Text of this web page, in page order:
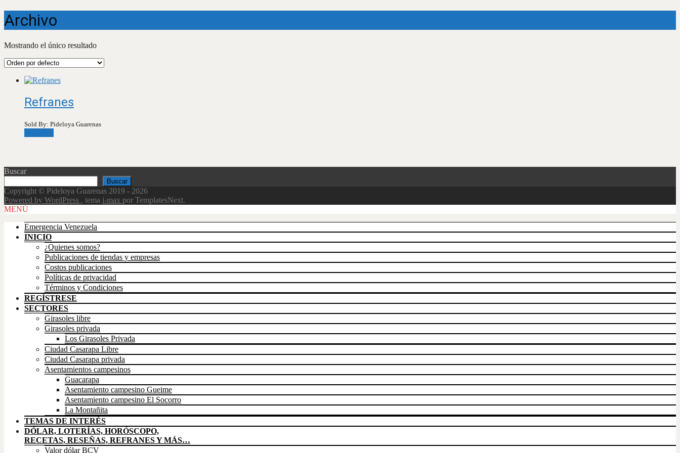
Archivo
Mostrando el único resultado
Refranes
Sold By: Pideloya Guarenas
Buscar
Buscar
Copyright © Pideloya Guarenas 2019 - 2026
Powered by WordPress , tema i-max por TemplatesNext.
Scroll
MENÚ
Emergencia Venezuela
INICIO
¿Quienes somos?
Publicaciones de tiendas y empresas
Costos publicaciones
Políticas de privacidad
Términos y Condiciones
REGÍSTRESE
SECTORES
Girasoles libre
Girasoles privada
Los Girasoles Privada
Ciudad Casarapa Libre
Ciudad Casarapa privada
Asentamientos campesinos
Guacarapa
Asentamiento campesino Gueime
Asentamiento campesino El Socorro
La Montañita
TEMAS DE INTERÉS
DÓLAR, LOTERÍAS, HORÓSCOPO,
RECETAS, RESEÑAS, REFRANES Y MÁS…
Valor dólar BCV